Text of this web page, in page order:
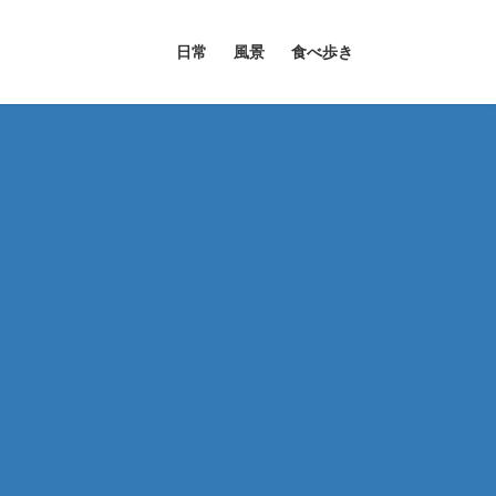
日常 風景 食べ歩き